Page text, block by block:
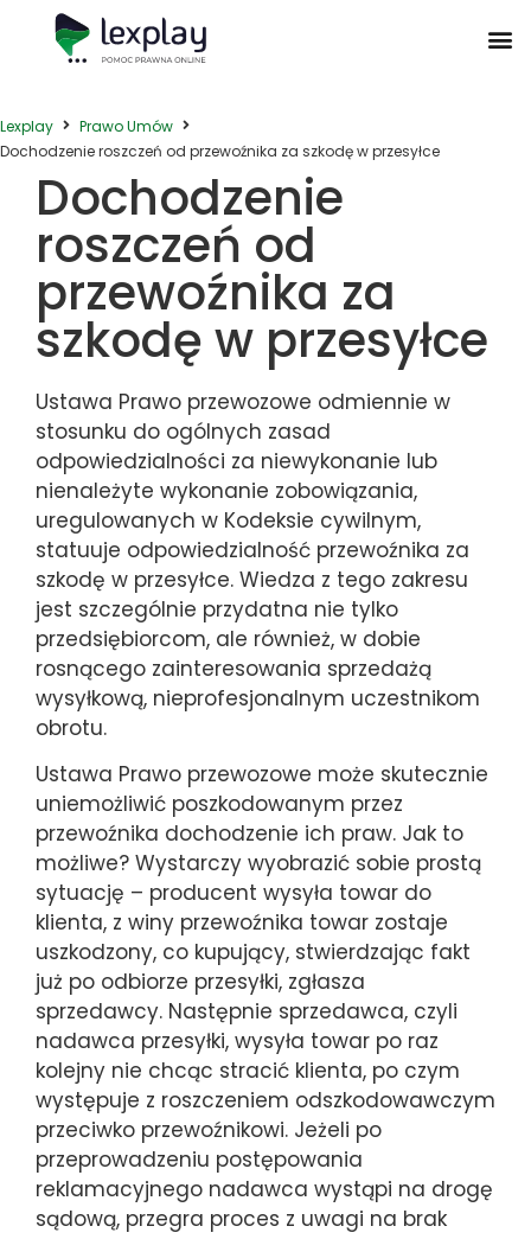
Lexplay
Prawo Umów
Dochodzenie roszczeń od przewoźnika za szkodę w przesyłce
Dochodzenie
roszczeń od
przewoźnika za
szkodę w przesyłce
Ustawa Prawo przewozowe odmiennie w
stosunku do ogólnych zasad
odpowiedzialności za niewykonanie lub
nienależyte wykonanie zobowiązania,
uregulowanych w Kodeksie cywilnym,
statuuje odpowiedzialność przewoźnika za
szkodę w przesyłce. Wiedza z tego zakresu
jest szczególnie przydatna nie tylko
przedsiębiorcom, ale również, w dobie
rosnącego zainteresowania sprzedażą
wysyłkową, nieprofesjonalnym uczestnikom
obrotu.
Ustawa Prawo przewozowe może skutecznie
uniemożliwić poszkodowanym przez
przewoźnika dochodzenie ich praw. Jak to
możliwe? Wystarczy wyobrazić sobie prostą
sytuację – producent wysyła towar do
klienta, z winy przewoźnika towar zostaje
uszkodzony, co kupujący, stwierdzając fakt
już po odbiorze przesyłki, zgłasza
sprzedawcy. Następnie sprzedawca, czyli
nadawca przesyłki, wysyła towar po raz
kolejny nie chcąc stracić klienta, po czym
występuje z roszczeniem odszkodowawczym
przeciwko przewoźnikowi. Jeżeli po
przeprowadzeniu postępowania
reklamacyjnego nadawca wystąpi na drogę
sądową, przegra proces z uwagi na brak